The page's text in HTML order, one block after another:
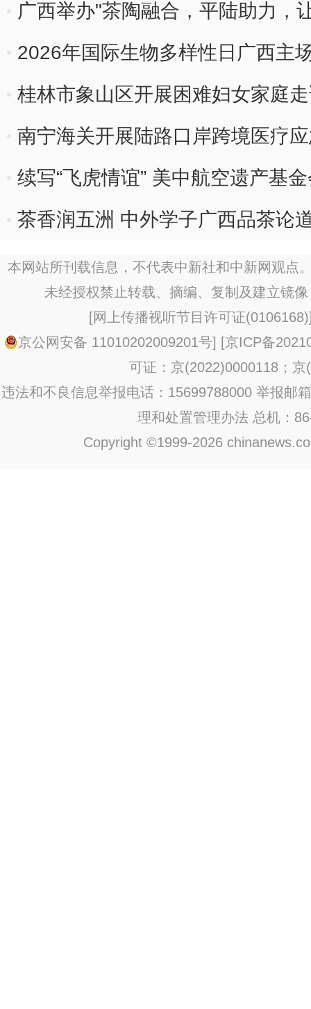
广西举办"茶陶融合，平陆助力，
动
2026年国际生物多样性日广西主
桂林市象山区开展困难妇女家庭
南宁海关开展陆路口岸跨境医疗
续写“飞虎情谊” 美中航空遗产基
茶香润五洲 中外学子广西品茶论
本网站所刊载信息，不代表中新社和中新网观点
未经授权禁止转载、摘编、复制及建立镜
[网上传播视听节目许可证(0106168)
京公网安备 11010202009201号] [京ICP备
可证：京(2022)0000118；京
违法和不良信息举报电话：15699788000 举报邮
理和处置管理办法 总机：
Copyright ©1999-2026